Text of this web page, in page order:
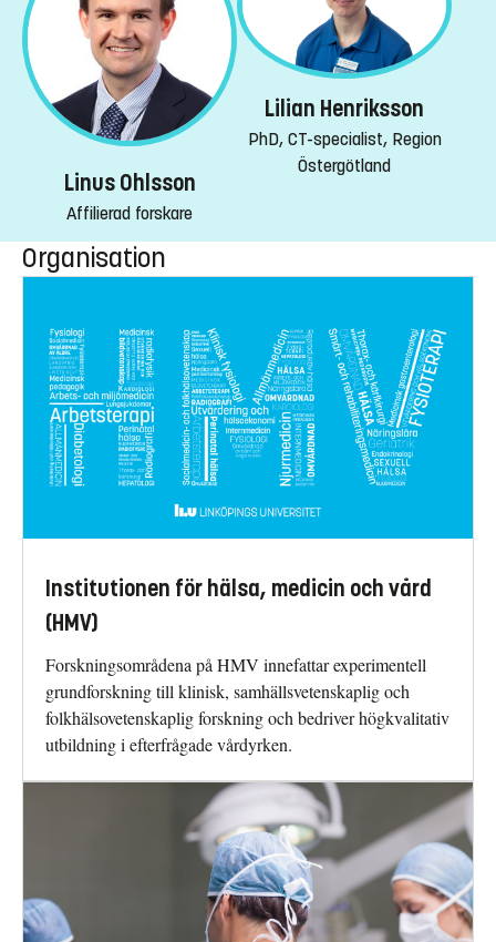
Linus Ohlsson
Affilierad forskare
Lilian Henriksson
PhD, CT-specialist, Region
Östergötland
Organisation
Institutionen för hälsa, medicin och vård
(HMV)
Forskningsområdena på HMV innefattar experimentell
grundforskning till klinisk, samhällsvetenskaplig och
folkhälsovetenskaplig forskning och bedriver högkvalitativ
utbildning i efterfrågade vårdyrken.